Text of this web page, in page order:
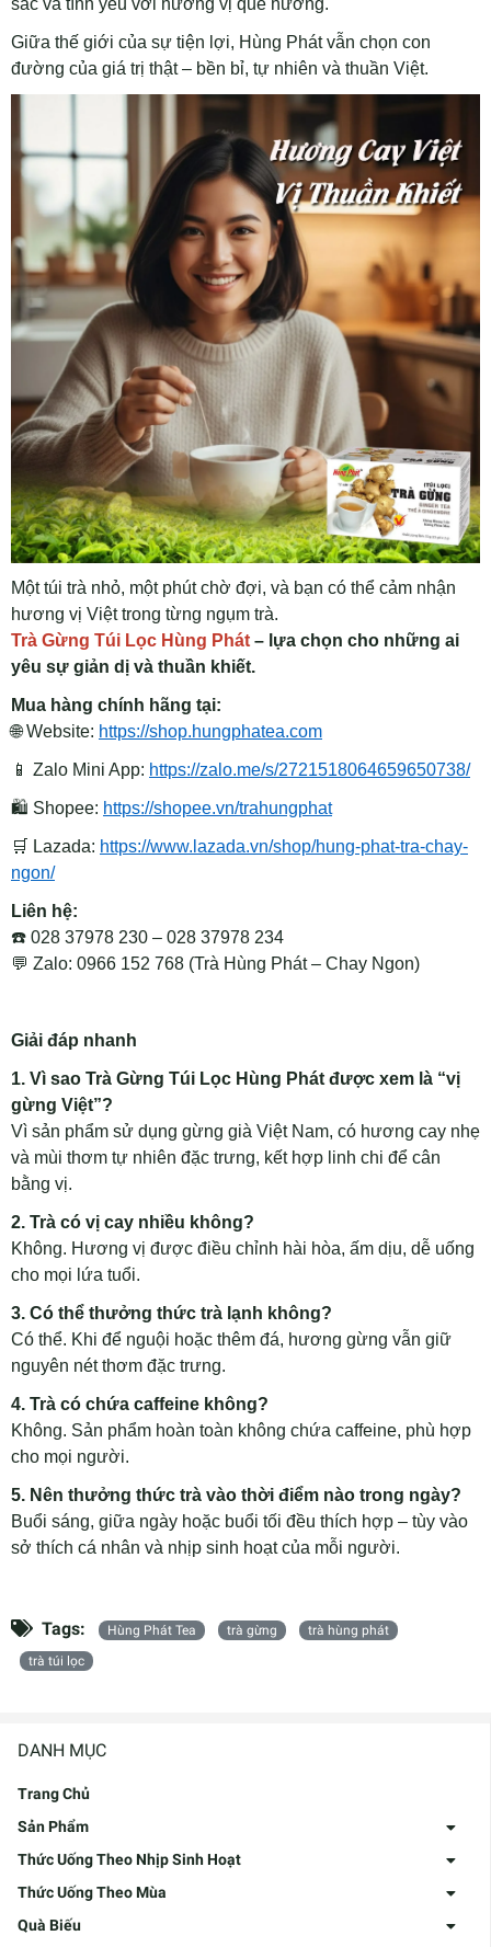
DANH MỤC
Trang Chủ
Sản Phẩm
Thức Uống Theo Nhịp Sinh Hoạt
Thức Uống Theo Mùa
Quà Biếu
Giữa thế giới của sự tiện lợi, Hùng Phát vẫn chọn con
đường của giá trị thật – bền bỉ, tự nhiên và thuần Việt.
Một túi trà nhỏ, một phút chờ đợi, và bạn có thể cảm nhận
hương vị Việt trong từng ngụm trà.
Trà Gừng Túi Lọc Hùng Phát – lựa chọn cho những ai
yêu sự giản dị và thuần khiết.
Mua hàng chính hãng tại:
🌐Website: https://shop.hungphatea.com
📱 Zalo Mini App: https://zalo.me/s/2721518064659650738/
🛍 Shopee: https://shopee.vn/trahungphat
🛒 Lazada: https://www.lazada.vn/shop/hung-phat-tra-chay-
ngon/
Liên hệ:
☎️ 028 37978 230 – 028 37978 234
💬 Zalo: 0966 152 768 (Trà Hùng Phát – Chay Ngon)
Giải đáp nhanh
1. Vì sao Trà Gừng Túi Lọc Hùng Phát được xem là “vị
gừng Việt”?
Vì sản phẩm sử dụng gừng già Việt Nam, có hương cay nhẹ
và mùi thơm tự nhiên đặc trưng, kết hợp linh chi để cân
bằng vị.
2. Trà có vị cay nhiều không?
Không. Hương vị được điều chỉnh hài hòa, ấm dịu, dễ uống
cho mọi lứa tuổi.
3. Có thể thưởng thức trà lạnh không?
Có thể. Khi để nguội hoặc thêm đá, hương gừng vẫn giữ
nguyên nét thơm đặc trưng.
4. Trà có chứa caffeine không?
Không. Sản phẩm hoàn toàn không chứa caffeine, phù hợp
cho mọi người.
5. Nên thưởng thức trà vào thời điểm nào trong ngày?
Buổi sáng, giữa ngày hoặc buổi tối đều thích hợp – tùy vào
sở thích cá nhân và nhịp sinh hoạt của mỗi người.
Tags: Hùng Phát Tea trà gừng
trà hùng phát
trà túi lọc